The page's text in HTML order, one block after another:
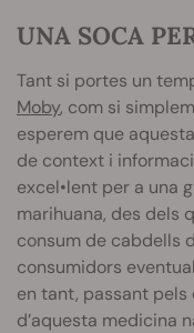
UNA SOCA
Tant si portes un
Moby, com si
esperem que
de context i
excel•lent per a una
marihuana, des dels
consum de cabdells
consumidors
en tant, passant
d’aquesta medicina